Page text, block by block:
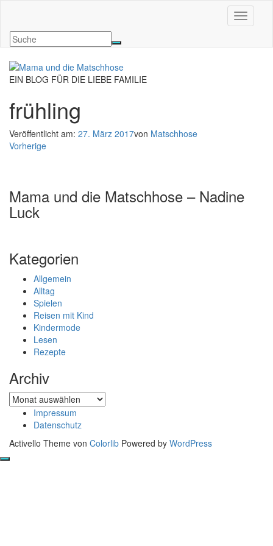
EIN BLOG FÜR DIE LIEBE FAMILIE
frühling
Veröffentlicht am: 27. März 2017von Matschhose
Vorherige
Mama und die Matschhose – Nadine
Luck
Kategorien
Allgemein
Alltag
Spielen
Reisen mit Kind
Kindermode
Lesen
Rezepte
Archiv
Archiv
Impressum
Datenschutz
Activello Theme von Colorlib Powered by WordPress